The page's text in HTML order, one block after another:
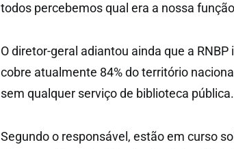
todos percebemos qual era a nossa
O diretor-geral adiantou ainda que a
cobre atualmente 84% do território
sem qualquer serviço de biblioteca pública.
Segundo o responsável, estão em curso